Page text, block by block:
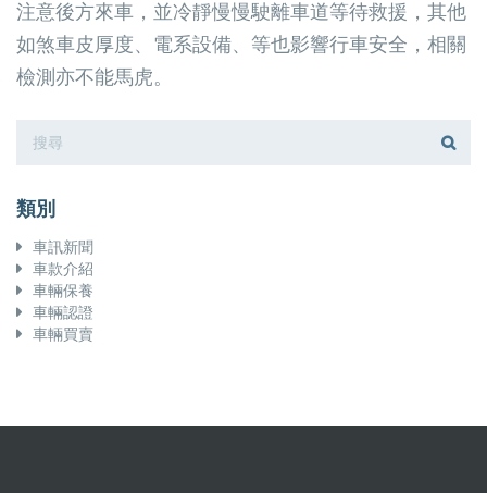
注意後方來車，並冷靜慢慢駛離車道等待救援，其他
如煞車皮厚度、電系設備、等也影響行車安全，相關
檢測亦不能馬虎。
類別
車訊新聞
車款介紹
車輛保養
車輛認證
車輛買賣